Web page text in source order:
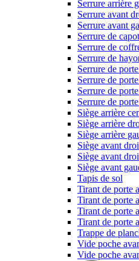
Serrure arrière
Serrure avant
Serrure avant
Serrure de capot
Serrure de
Serrure de
Serrure de
Serrure de
Serrure de
Serrure de
Siège arrière
Siège arrière
Siège arrière
Siège avant
Siège avant
Siège avant
Tapis de sol
Tirant de porte
Tirant de porte
Tirant de porte
Tirant de porte
Trappe de
Vide poche
Vide poche